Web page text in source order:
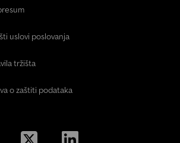
uslovi poslovanja
tržišta
o zaštiti podataka